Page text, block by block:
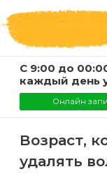
С 9:00 до
каждый день
Онлайн
ГЛАВНАЯ
Услуги
Возраст,
удалять